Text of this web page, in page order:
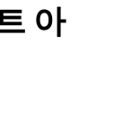
아